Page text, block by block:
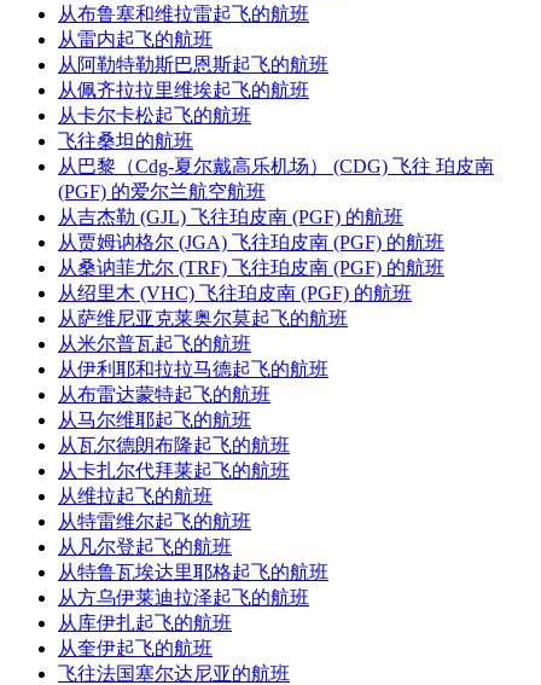
从布鲁塞和维拉雷起飞的航班
从雷内起飞的航班
从阿勒特勒斯巴恩斯起飞的航班
从佩齐拉拉里维埃起飞的航班
从卡尔卡松起飞的航班
飞往桑坦的航班
从巴黎（Cdg-夏尔戴高乐机场） (CDG) 飞往 珀皮南
(PGF) 的爱尔兰航空航班
从吉杰勒 (GJL) 飞往珀皮南 (PGF) 的航班
从贾姆讷格尔 (JGA) 飞往珀皮南 (PGF) 的航班
从桑讷菲尤尔 (TRF) 飞往珀皮南 (PGF) 的航班
从绍里木 (VHC) 飞往珀皮南 (PGF) 的航班
从萨维尼亚克莱奥尔莫起飞的航班
从米尔普瓦起飞的航班
从伊利耶和拉拉马德起飞的航班
从布雷达蒙特起飞的航班
从马尔维耶起飞的航班
从瓦尔德朗布隆起飞的航班
从卡扎尔代拜莱起飞的航班
从维拉起飞的航班
从特雷维尔起飞的航班
从凡尔登起飞的航班
从特鲁瓦埃达里耶格起飞的航班
从方乌伊莱迪拉泽起飞的航班
从库伊扎起飞的航班
从奎伊起飞的航班
飞往法国塞尔达尼亚的航班